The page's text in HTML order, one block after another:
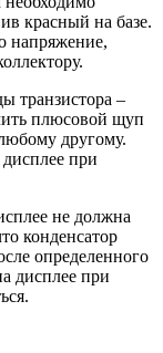
красный на базе.
напряжение,
транзистора –
плюсовой щуп
другому.
при
не должна
конденсатор
определенного
дисплее при